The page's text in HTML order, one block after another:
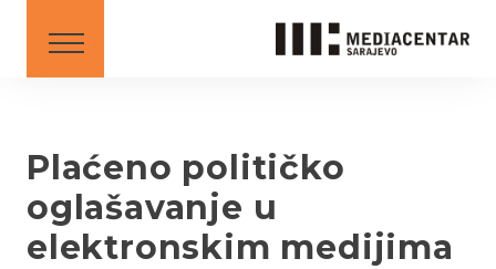
BS AL ME MK SR XK
Plaćeno političko
oglašavanje u
elektronskim medijima